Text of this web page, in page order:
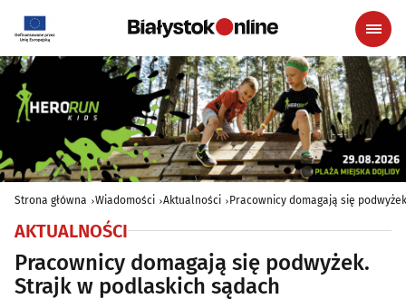
Strona główna Wiadomości Aktualności Pracownicy domagają się
AKTUALNOŚCI
Pracownicy domagają się podwyżek.
Strajk w podlaskich sądach